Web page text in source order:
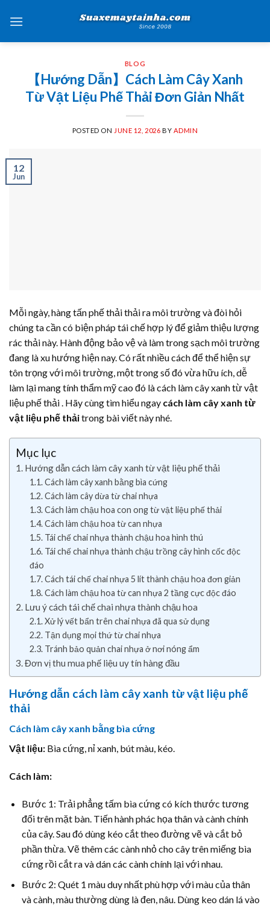
BLOG
【Hướng Dẫn】Cách Làm Cây Xanh
Từ Vật Liệu Phế Thải Đơn Giản Nhất
POSTED ON JUNE 12, 2026 BY ADMIN
12
Jun
Mỗi ngày, hàng tấn phế thải thải ra môi trường và đòi hỏi
chúng ta cần có biện pháp tái chế hợp lý để giảm thiệu lượng
rác thải này. Hành động bảo vệ và làm trong sạch môi trường
đang là xu hướng hiện nay. Có rất nhiều cách để thể hiện sự
tôn trọng với môi trường, một trong số đó vừa hữu ích, dễ
làm lại mang tính thẩm mỹ cao đó là cách làm cây xanh từ vật
liệu phế thải . Hãy cùng tìm hiểu ngay cách làm cây xanh từ
vật liệu phế thảitrong bài viết này nhé.
Mục lục
Hướng dẫn cách làm cây xanh từ vật liệu phế thải
Cách làm cây xanh bằng bìa cứng
Cách làm cây dừa từ chai nhựa
Cách làm chậu hoa con ong từ vật liệu phế thải
Cách làm chậu hoa từ can nhựa
Tái chế chai nhựa thành chậu hoa hình thú
Tái chế chai nhựa thành chậu trồng cây hình cốc độc
đáo
Cách tái chế chai nhựa 5 lít thành chậu hoa đơn giản
Cách làm chậu hoa từ can nhựa 2 tầng cực độc đáo
Lưu ý cách tái chế chai nhựa thành chậu hoa
Xử lý vết bẩn trên chai nhựa đã qua sử dụng
Tận dụng mọi thứ từ chai nhựa
Tránh bảo quản chai nhựa ở nơi nóng ẩm
Đơn vị thu mua phế liệu uy tín hàng đầu
Hướng dẫn cách làm cây xanh từ vật liệu phế
thải
Cách làm cây xanh bằng bìa cứng
Vật liệu: Bìa cứng, nỉ xanh, bút màu, kéo.
Cách làm:
Bước 1: Trải phẳng tấm bìa cứng có kích thước tương
đối trên mặt bàn. Tiến hành phác họa thân và cành chính
của cây. Sau đó dùng kéo cắt theo đường vẽ và cắt bỏ
phần thừa. Vẽ thêm các cành nhỏ cho cây trên miếng bìa
cứng rồi cắt ra và dán các cành chính lại với nhau.
Bước 2: Quét 1 màu duy nhất phù hợp với màu của thân
và cành, màu thường dùng là đen, nâu. Dùng keo dán lá vào